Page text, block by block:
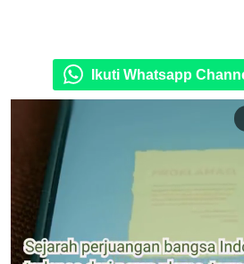
Ikuti Whatsapp